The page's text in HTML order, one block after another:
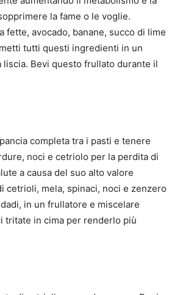
la fame o le voglie.
avocado, banane, succo di lime
tutti questi ingredienti in un
Bevi questo frullato durante il
completa tra i pasti e tenere
noci e cetriolo per la perdita di
a causa del suo alto valore
cetrioli, mela, spinaci, noci e zenzero
in un frullatore e miscelare
tritate in cima per renderlo più